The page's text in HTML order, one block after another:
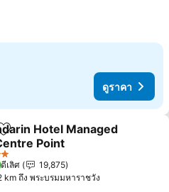
ดูราคา
เพิ่มในรายการโปรด
Hotel Managed
Point
ดีเลิศ
19,875
km ถึง พระบรมมหาราชวัง